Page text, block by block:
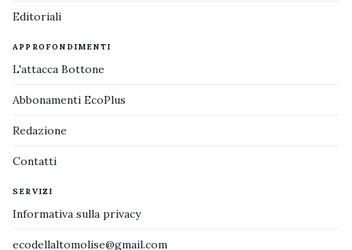
Editoriali
APPROFONDIMENTI
L'attacca Bottone
Abbonamenti EcoPlus
Redazione
Contatti
SERVIZI
Informativa sulla privacy
ecodellaltomolise@gmail.com